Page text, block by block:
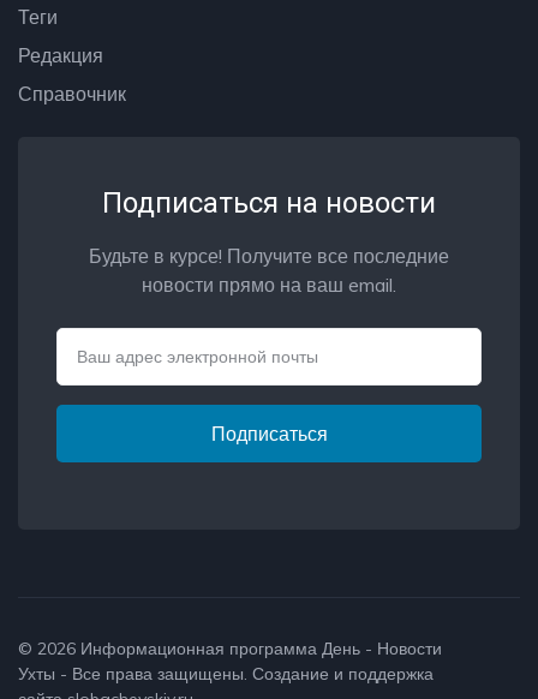
Теги
Редакция
Справочник
Подписаться на новости
Будьте в курсе! Получите все последние
новости прямо на ваш email.
Подписаться
© 2026 Информационная программа День - Новости
Ухты - Все права защищены. Создание и поддержка